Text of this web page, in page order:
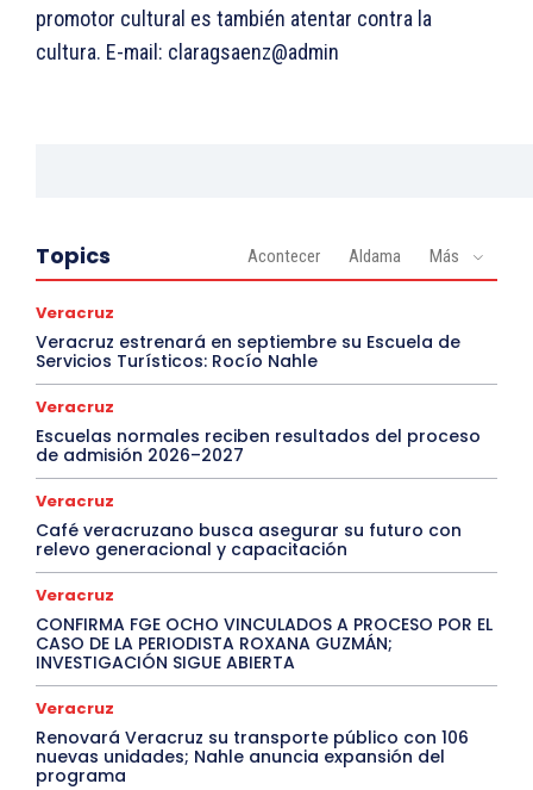
promotor cultural es también atentar contra la
cultura. E-mail: claragsaenz@admin
Topics Acontecer Aldama Más
Veracruz
Veracruz estrenará en septiembre su Escuela de
Servicios Turísticos: Rocío Nahle
Veracruz
Escuelas normales reciben resultados del proceso
de admisión 2026–2027
Veracruz
Café veracruzano busca asegurar su futuro con
relevo generacional y capacitación
Veracruz
CONFIRMA FGE OCHO VINCULADOS A PROCESO POR EL
CASO DE LA PERIODISTA ROXANA GUZMÁN;
INVESTIGACIÓN SIGUE ABIERTA
Veracruz
Renovará Veracruz su transporte público con 106
nuevas unidades; Nahle anuncia expansión del
programa